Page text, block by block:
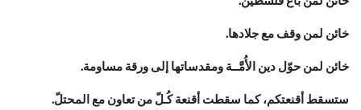
خائن لمن وقف مع جلادها.
خائن لمن حوّل دين الأُمَّــة ومقدساتها إلى ورقة مساومة.
ستسقط أقنعتكم، كما سقطت أقنعة كُـلّ من تعاون مع المحتلّ.